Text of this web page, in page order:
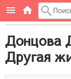
Донцова
Другая